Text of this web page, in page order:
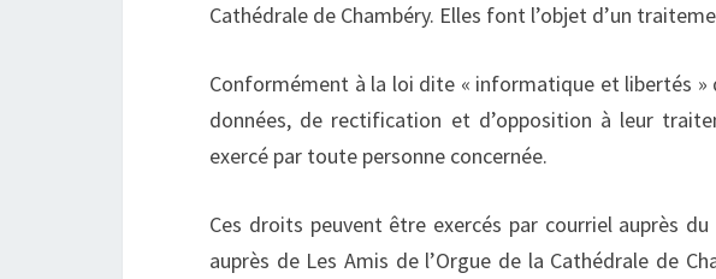
Cathédrale de Chambéry. Elles font l’objet d’un
Conformément à la loi dite « informatique et libertés »
données, de rectification et d’opposition à leur
exercé par toute personne concernée.
Ces droits peuvent être exercés par courriel auprès
auprès de Les Amis de l’Orgue de la Cathédrale de